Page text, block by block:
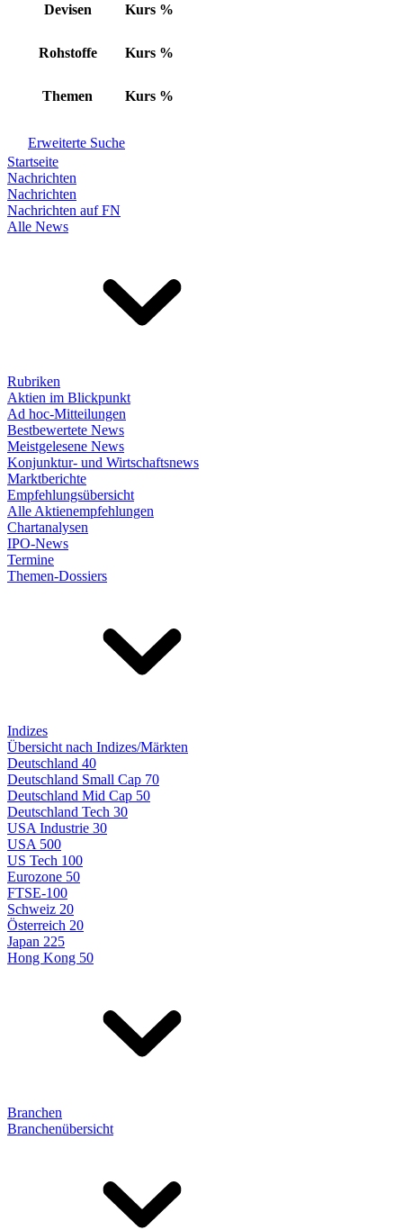
Devisen Kurs %
Rohstoffe Kurs %
Themen Kurs %
Erweiterte Suche
Startseite
Nachrichten
Nachrichten
Nachrichten auf FN
Alle News
Rubriken
Aktien im Blickpunkt
Ad hoc-Mitteilungen
Bestbewertete News
Meistgelesene News
Konjunktur- und Wirtschaftsnews
Marktberichte
Empfehlungsübersicht
Alle Aktienempfehlungen
Chartanalysen
IPO-News
Termine
Themen-Dossiers
Indizes
Übersicht nach Indizes/Märkten
Deutschland 40
Deutschland Small Cap 70
Deutschland Mid Cap 50
Deutschland Tech 30
USA Industrie 30
USA 500
US Tech 100
Eurozone 50
FTSE-100
Schweiz 20
Österreich 20
Japan 225
Hong Kong 50
Branchen
Branchenübersicht